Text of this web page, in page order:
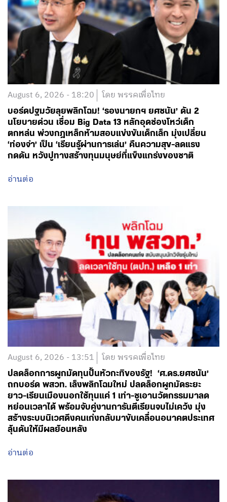
August 6, 2026 - 18:20 โดย พรรคเพื่อไทย
บอร์ดปฐมวัยลุยพลิกโฉม! ‘รองนายกฯ ยศชนัน’ ดัน 2
นโยบายด่วน เชื่อม Big Data 13 หลักอุดช่องโหว่เด็ก
ตกหล่น พ่วงกฎเหล็กห้ามสอบแข่งขันเด็กเล็ก มุ่งเปลี่ยน
‘ท่องจำ’ เป็น ‘เรียนรู้ผ่านการเล่น’ คืนความสุข-ลดแรง
กดดัน หวังปูทางสร้างทุนมนุษย์ที่แข็งแกร่งของชาติ
อ่านต่อ
August 6, 2026 - 13:51 โดย พรรคเพื่อไทย
ปลดล็อกการผูกมัดทุนปั้นหัวกะทิของรัฐ! ‘ศ.ดร.ยศชนัน’
ถกบอร์ด พสวท. เล็งพลิกโฉมใหม่ ปลดล็อกผูกมัดระยะ
ยาว-เรียนเมืองนอกใช้ทุนแค่ 1 เท่า-ชูเอานวัตกรรมมาลด
หย่อนเวลาได้ พร้อมจับคู่งานการันตีเรียนจบไม่เคว้ง มุ่ง
สร้างระบบนิเวศดึงคนเก่งกลับมาขับเคลื่อนอนาคตประเทศ
ลุ้นดันให้มีผลย้อนหลัง
อ่านต่อ